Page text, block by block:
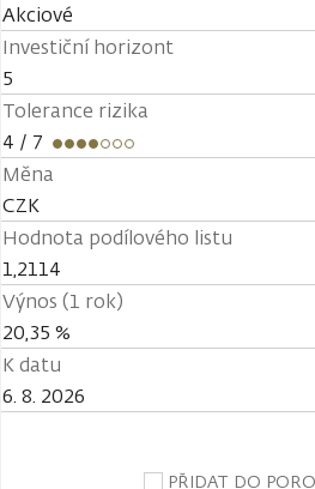
Akciové
Investiční horizont
5
Tolerance rizika
4 / 7
Měna
CZK
Hodnota podílového listu
1,2114
Výnos (1 rok)
20,35 %
K datu
6. 8. 2026
PŘIDAT DO